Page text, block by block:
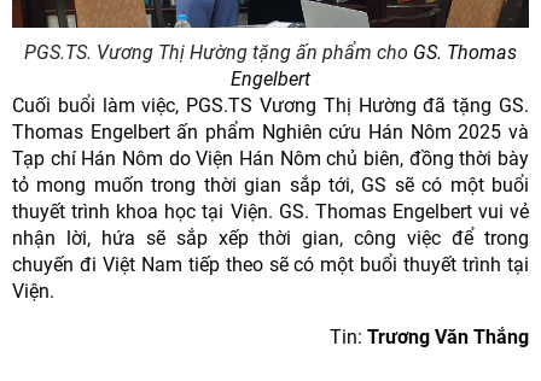
PGS.TS. Vương Thị Hường tặng ấn phẩm cho GS. Thomas
Engelbert
Cuối buổi làm việc, PGS.TS Vương Thị Hường đã tặng GS.
Thomas Engelbert ấn phẩm Nghiên cứu Hán Nôm 2025 và
Tạp chí Hán Nôm do Viện Hán Nôm chủ biên, đồng thời bày
tỏ mong muốn trong thời gian sắp tới, GS sẽ có một buổi
thuyết trình khoa học tại Viện. GS. Thomas Engelbert vui vẻ
nhận lời, hứa sẽ sắp xếp thời gian, công việc để trong
chuyến đi Việt Nam tiếp theo sẽ có một buổi thuyết trình tại
Viện.
Tin: Trương Văn Thắng